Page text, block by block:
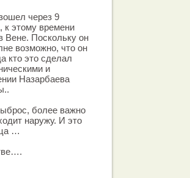
через 9
к этому времени
Вене. Поскольку он
возможно, что он
кто это сделал
и
Назарбаева
более важно
наружу. И это
…